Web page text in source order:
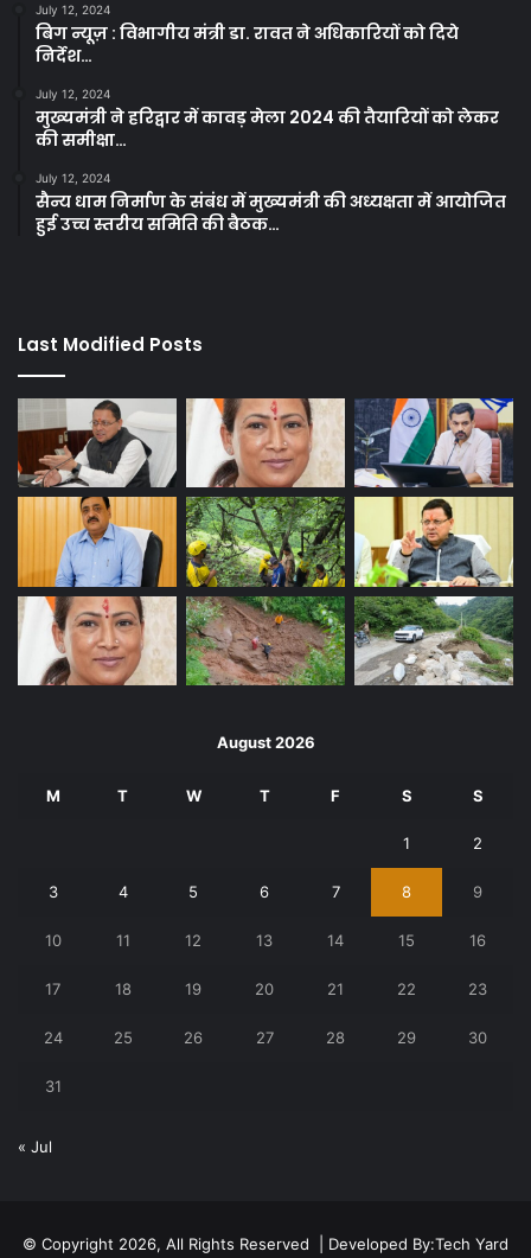
July 12, 2024
बिग न्यूज़ : विभागीय मंत्री डा. रावत ने अधिकारियों को दिये
निर्देश…
July 12, 2024
मुख्यमंत्री ने हरिद्वार में कावड़ मेला 2024 की तैयारियों को लेकर
की समीक्षा…
July 12, 2024
सैन्य धाम निर्माण के संबंध में मुख्यमंत्री की अध्यक्षता में आयोजित
हुई उच्च स्तरीय समिति की बैठक…
Last Modified Posts
August 2026
M T W T F S S
1 2
3 4 5 6 7 8 9
10 11 12 13 14 15 16
17 18 19 20 21 22 23
24 25 26 27 28 29 30
31
« Jul
© Copyright 2026, All Rights Reserved | Developed By:Tech Yard